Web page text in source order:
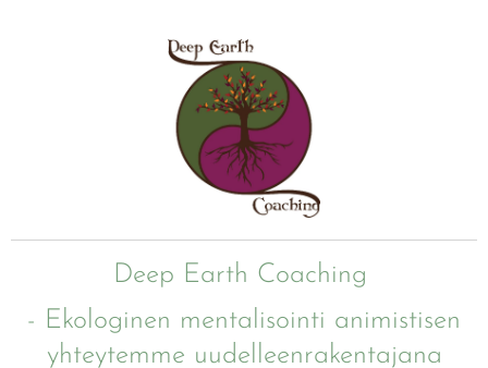
Deep Earth Coaching
- Ekologinen mentalisointi animistisen
yhteytemme uudelleenrakentajana